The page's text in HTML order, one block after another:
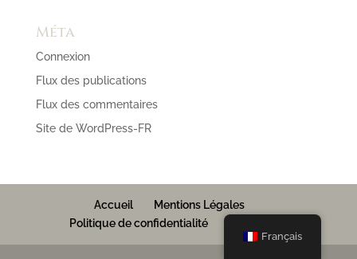
Méta
Connexion
Flux des publications
Flux des commentaires
Site de WordPress-FR
Accueil
Mentions Légales
Politique de confidentialité
Français